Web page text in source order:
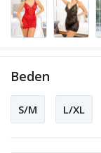
Beden
S/M L/XL